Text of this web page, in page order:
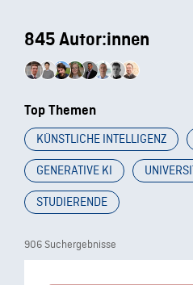
906 Suchergebnisse
845 Autor:innen
Top Themen
KÜNSTLICHE INTELLIGENZ
GENERATIVE KI
STUDIERENDE